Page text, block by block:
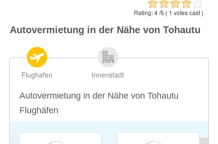
Rating:4/5 ( 1 votes cast )
Autovermietung in der Nähe von Tohautu
Flughafen Innenstadt
Autovermietung in der Nähe von Tohautu
Flughäfen
Fa'aone (Faaone)5.86 ml / 9.43 km
Teahupoo
6.63 ml / 10.67 km